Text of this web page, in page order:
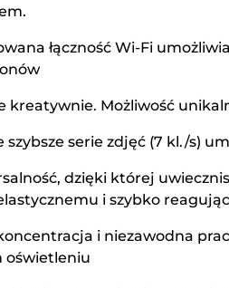
łączność Wi-Fi
kreatywnie. Możliwość
szybsze serie zdjęć (7 kl./s)
dzięki której
i szybko
i niezawodna
oświetleniu